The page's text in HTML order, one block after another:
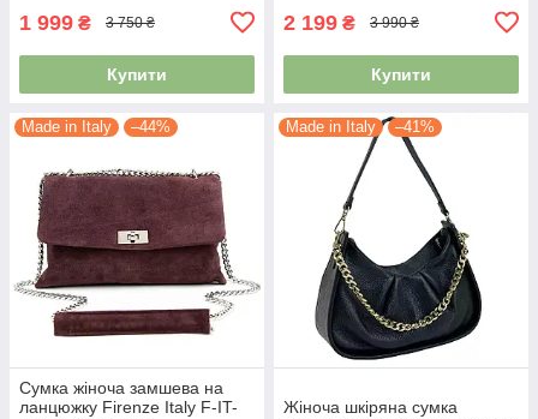
1 999 ₴ 3 750 ₴
Купити
2 199 ₴ 3 990 ₴
Купити
Made in Italy –44%
Сумка жіноча замшева на
ланцюжку Firenze Italy F-IT-
Made in Italy –41%
Жіноча шкіряна сумка